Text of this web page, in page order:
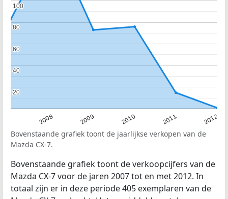
2008 2009 2010 2011 2012
20
20
40
40
60
60
80
80
100
100
Bovenstaande grafiek toont de jaarlijkse verkopen van de
Mazda CX-7.
Bovenstaande grafiek toont de verkoopcijfers van de
Mazda CX-7 voor de jaren 2007 tot en met 2012. In
totaal zijn er in deze periode 405 exemplaren van de